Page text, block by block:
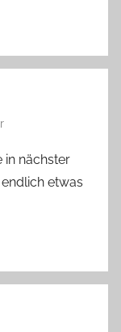
in nächster
etwas